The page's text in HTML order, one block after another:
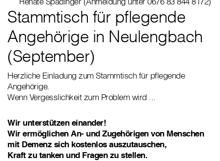
Stammtisch für pflegende
Angehörige in Neulengbach
(September)
Herzliche Einladung zum Stammtisch für pflegende
Angehörige.
Wenn Vergesslichkeit zum Problem wird ...
Wir unterstützen einander!
Wir ermöglichen An- und Zugehörigen von Menschen
mit Demenz sich kostenlos auszutauschen,
Kraft zu tanken und Fragen zu stellen.